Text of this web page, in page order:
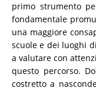
primo strumento
fondamentale
una maggiore
scuole e dei luoghi
a valutare con
questo percorso.
costretto a